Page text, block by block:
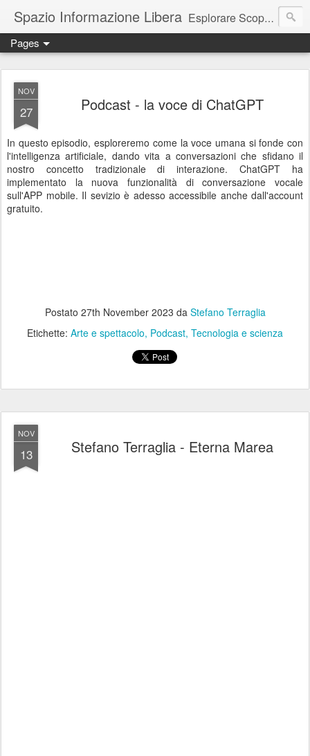
Spazio Informazione Libera Esplorare Scoprire Creare
Escursioni, viaggi, arte, tecnologia, attualità
Pages
NOV
27 Podcast - la voce di ChatGPT
In questo episodio, esploreremo come la voce umana si fonde con
l'intelligenza artificiale, dando vita a conversazioni che sfidano il
nostro concetto tradizionale di interazione. ChatGPT ha
implementato la nuova funzionalità di conversazione vocale
sull'APP mobile. Il sevizio è adesso accessibile anche dall'account
gratuito.
Postato 27th November 2023 da Stefano Terraglia
Etichette: Arte e spettacolo Podcast Tecnologia e scienza
NOV
13 Stefano Terraglia - Eterna Marea